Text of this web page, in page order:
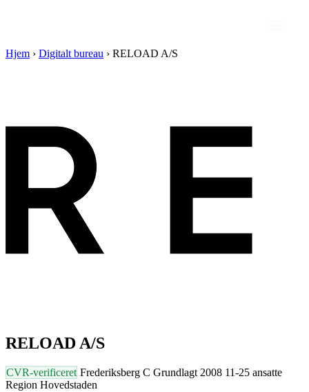
Hjem › Digitalt bureau › RELOAD A/S
RELOAD A/S
CVR-verificeret Frederiksberg C Grundlagt 2008 11-25 ansatte
Region Hovedstaden